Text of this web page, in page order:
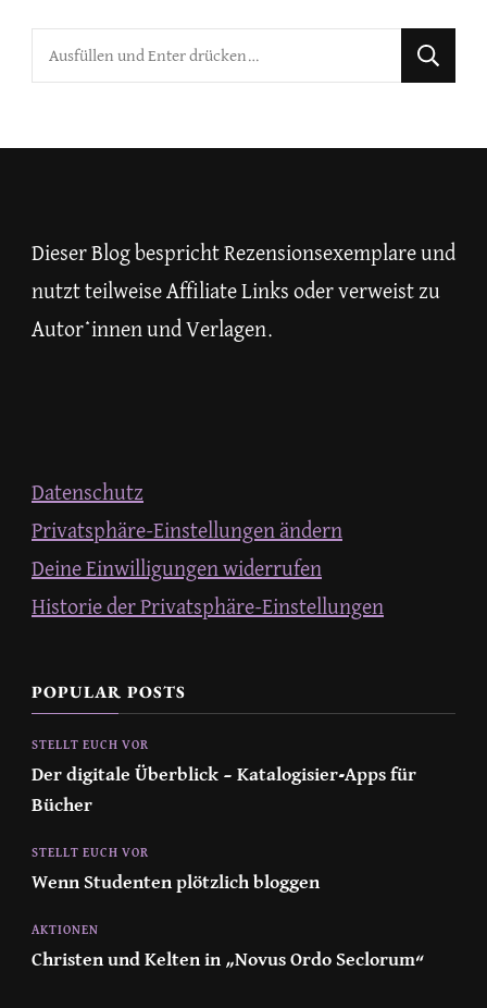
Suchst
du
Dieser Blog bespricht Rezensionsexemplare und
nutzt teilweise Affiliate Links oder verweist zu
Autor*innen und Verlagen.
Datenschutz
Privatsphäre-Einstellungen ändern
Deine Einwilligungen widerrufen
Historie der Privatsphäre-Einstellungen
POPULAR POSTS
STELLT EUCH VOR
Der digitale Überblick – Katalogisier-Apps für
Bücher
STELLT EUCH VOR
Wenn Studenten plötzlich bloggen
AKTIONEN
Christen und Kelten in „Novus Ordo Seclorum“